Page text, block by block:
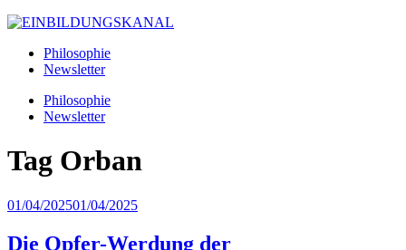
Philosophie
Newsletter
Philosophie
Newsletter
Tag Orban
01/04/202501/04/2025
Die Opfer-Werdung der